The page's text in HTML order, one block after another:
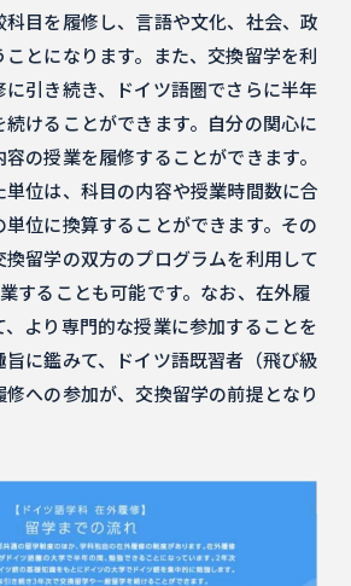
科目を履修し、言語や文化、社会、政
とになります。また、交換留学を利
引き続き、ドイツ語圏でさらに半年
けることができます。自分の関心に
の授業を履修することができます。
位は、科目の内容や授業時間数に合
位に換算することができます。その
留学の双方のプログラムを利用して
することも可能です。なお、在外履
より専門的な授業に参加することを
に鑑みて、ドイツ語既習者（飛び級
への参加が、交換留学の前提となり